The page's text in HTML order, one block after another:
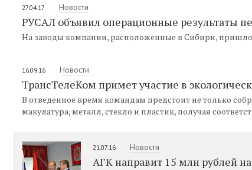
27.04.17 Новости
РУСАЛ объявил операционные результаты
На заводы компании, расположенные в Сибири,
16.09.16 Новости
ТрансТелеКом примет участие в
В отведенное время командам предстоит не только
макулатура, металл, стекло и пластик, получая
21.07.16 Новости
АГК направит 15 млн рублей